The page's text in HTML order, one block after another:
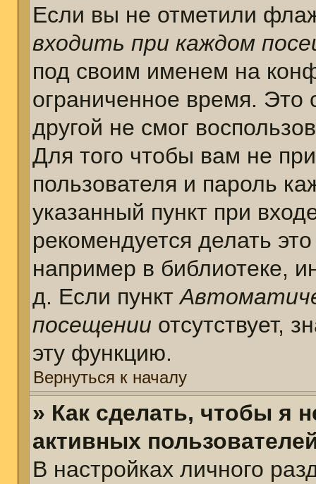
Если вы не отметили
входить при каждом
под своим именем на
ограниченное время. Это
другой не смог
Для того чтобы вам не
пользователя и пароль
указанный пункт при
рекомендуется делать
например в библиотеке,
д. Если пункт
посещении отсутствует,
эту функцию.
Вернуться к началу
» Как сделать, чтобы я
активных
В настройках личного